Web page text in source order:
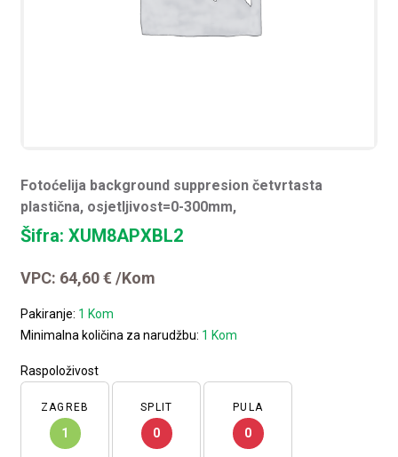
Fotoćelija background suppresion četvrtasta
plastična, osjetljivost=0-300mm,
Šifra: XUM8APXBL2
VPC: 64,60€ /Kom
Pakiranje: 1 Kom
Minimalna količina za narudžbu: 1 Kom
Raspoloživost
ZAGREB
1
SPLIT
0
PULA
0